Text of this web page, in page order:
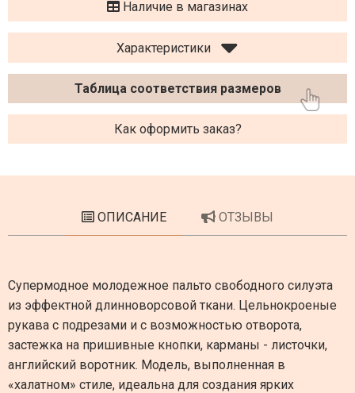
Наличие в магазинах
Характеристики
Таблица соответствия размеров
Как оформить заказ?
ОПИСАНИЕ ОТЗЫВЫ
Супермодное молодежное пальто свободного силуэта
из эффектной длинноворсовой ткани. Цельнокроеные
рукава с подрезами и с возможностью отворота,
застежка на пришивные кнопки, карманы - листочки,
английский воротник. Модель, выполненная в
«халатном» стиле, идеальна для создания ярких